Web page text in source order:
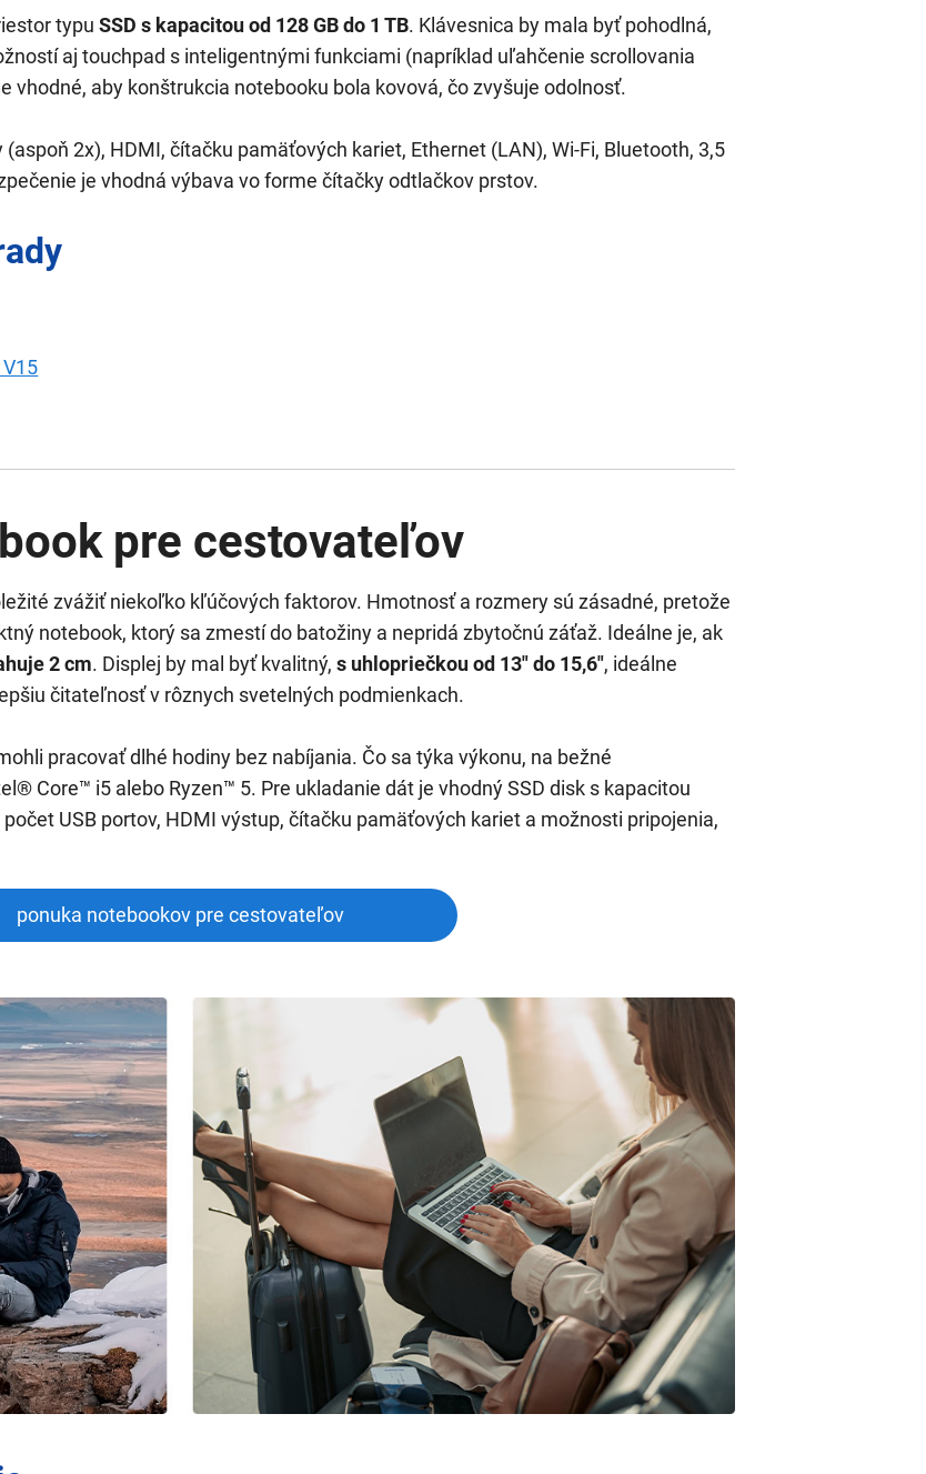
typu SSD s kapacitou od 128 GB do 1 TB. Klávesnica by mala byť pohodlná,
aj touchpad s inteligentnými funkciami (napríklad uľahčenie scrollovania
vhodné, aby konštrukcia notebooku bola kovová, čo zvyšuje odolnosť.
2x), HDMI, čítačku pamäťových kariet, Ethernet (LAN), Wi-Fi, Bluetooth, 3,5
je vhodná výbava vo forme čítačky odtlačkov prstov.
pre cestovateľov
zvážiť niekoľko kľúčových faktorov. Hmotnosť a rozmery sú zásadné, pretože
notebook, ktorý sa zmestí do batožiny a nepridá zbytočnú záťaž. Ideálne je, ak
2 cm. Displej by mal byť kvalitný, s uhlopriečkou od 13" do 15,6", ideálne
čitateľnosť v rôznych svetelných podmienkach.
pracovať dlhé hodiny bez nabíjania. Čo sa týka výkonu, na bežné
Core™ i5 alebo Ryzen™ 5. Pre ukladanie dát je vhodný SSD disk s kapacitou
USB portov, HDMI výstup, čítačku pamäťových kariet a možnosti pripojenia,
ponuka notebookov pre cestovateľov